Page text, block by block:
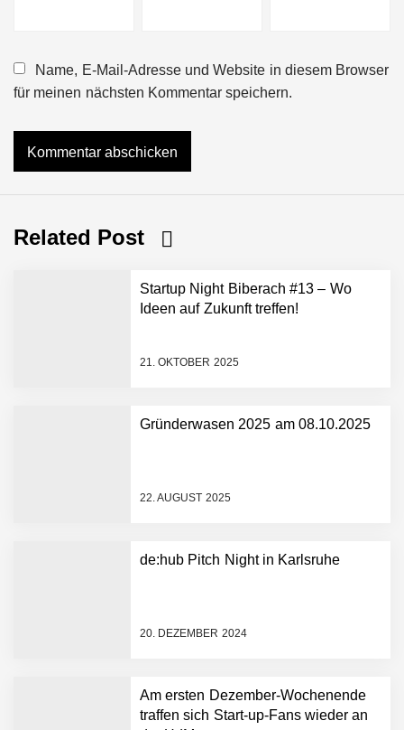
Name, E-Mail-Adresse und Website in diesem Browser
für meinen nächsten Kommentar speichern.
Related Post
Startup Night Biberach #13 – Wo
Ideen auf Zukunft treffen!
21. OKTOBER 2025
Gründerwasen 2025 am 08.10.2025
22. AUGUST 2025
de:hub Pitch Night in Karlsruhe
20. DEZEMBER 2024
Am ersten Dezember-Wochenende
traffen sich Start-up-Fans wieder an
Dollar bekannt, um den
Plattform zu beschleunigen
NEURA Robotics und
AI breit auszurollen
Humanoider Roboter bringt
Hightech ins Stadion